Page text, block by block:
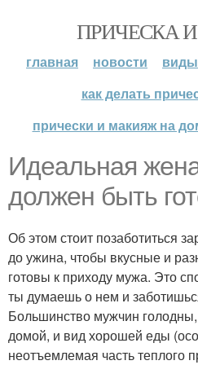
ПРИЧЕСКА
главная новости
как делать
прически и макияж на
Идеальная
должен быть
Об этом стоит позаботиться
до ужина, чтобы вкусные и
готовы к приходу мужа. Это
ты думаешь о нем и
Большинство мужчин
домой, и вид хорошей еды
неотъемлемая часть теплого